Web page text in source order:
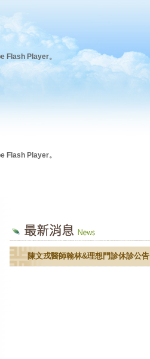
Flash Player。
Flash Player。
陳文戎醫師翰林&理想門診休診公告